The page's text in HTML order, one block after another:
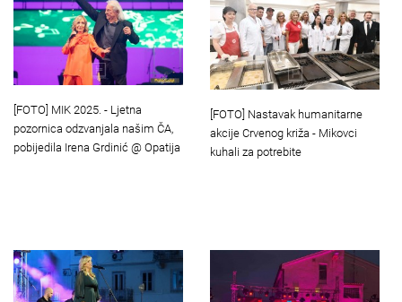
[FOTO] MIK 2025. - Ljetna
pozornica odzvanjala našim ČA,
pobijedila Irena Grdinić @ Opatija
[FOTO] Nastavak humanitarne
akcije Crvenog križa - Mikovci
kuhali za potrebite